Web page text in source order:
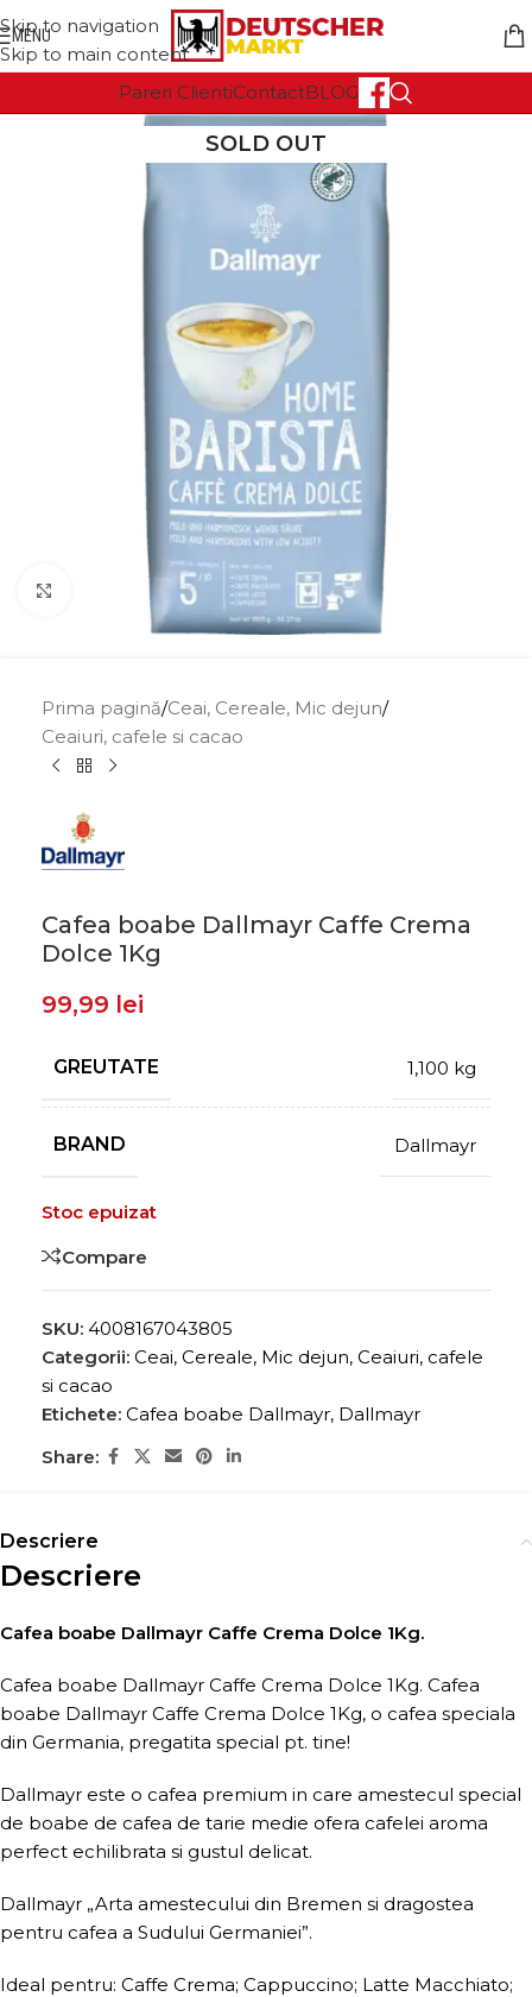
Skip to navigation
Skip to main content
MENU
Pareri ClientiContactBLOG
SOLD OUT
Click to enlarge
Prima pagină/Ceai, Cereale, Mic dejun/
Ceaiuri, cafele si cacao
Cafea boabe Dallmayr Caffe Crema
Dolce 1Kg
99,99 lei
GREUTATE 1,100 kg
BRAND Dallmayr
Stoc epuizat
Compare
SKU: 4008167043805
Categorii: Ceai, Cereale, Mic dejun, Ceaiuri, cafele
si cacao
Etichete: Cafea boabe Dallmayr, Dallmayr
Share:
Descriere
Descriere
Cafea boabe Dallmayr Caffe Crema Dolce 1Kg.
Cafea boabe Dallmayr Caffe Crema Dolce 1Kg. Cafea
boabe Dallmayr Caffe Crema Dolce 1Kg, o cafea speciala
din Germania, pregatita special pt. tine!
Dallmayr este o cafea premium in care amestecul special
de boabe de cafea de tarie medie ofera cafelei aroma
perfect echilibrata si gustul delicat.
Dallmayr „Arta amestecului din Bremen si dragostea
pentru cafea a Sudului Germaniei”.
Ideal pentru: Caffe Crema; Cappuccino; Latte Macchiato;